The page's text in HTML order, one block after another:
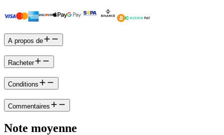
A propos de
Racheter
Conditions
Commentaires
Note moyenne